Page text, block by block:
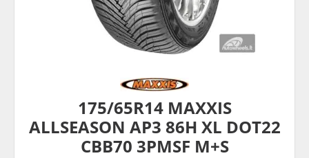
175/65R14 MAXXIS
ALLSEASON AP3 86H XL DOT22
CBB70 3PMSF M+S